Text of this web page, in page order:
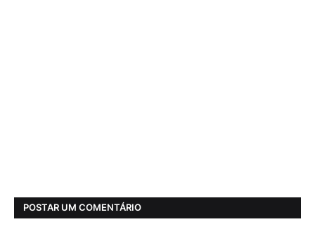
POSTAR UM COMENTÁRIO